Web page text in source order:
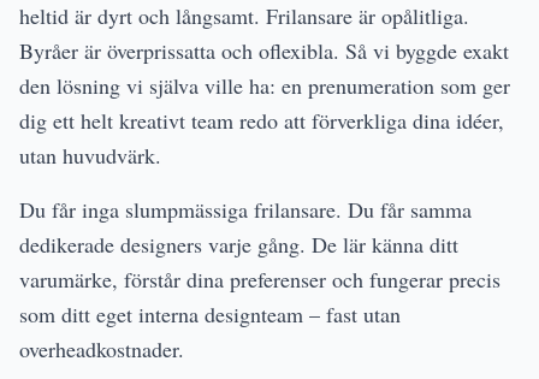
heltid är dyrt och långsamt. Frilansare är opålitliga.
Byråer är överprissatta och oflexibla. Så vi byggde exakt
den lösning vi själva ville ha: en prenumeration som ger
dig ett helt kreativt team redo att förverkliga dina idéer,
utan huvudvärk.
Du får inga slumpmässiga frilansare. Du får samma
dedikerade designers varje gång. De lär känna ditt
varumärke, förstår dina preferenser och fungerar precis
som ditt eget interna designteam – fast utan
overheadkostnader.